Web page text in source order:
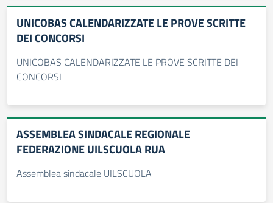
UNICOBAS CALENDARIZZATE LE PROVE SCRITTE
DEI CONCORSI
UNICOBAS CALENDARIZZATE LE PROVE SCRITTE DEI
CONCORSI
ASSEMBLEA SINDACALE REGIONALE
FEDERAZIONE UILSCUOLA RUA
Assemblea sindacale UILSCUOLA